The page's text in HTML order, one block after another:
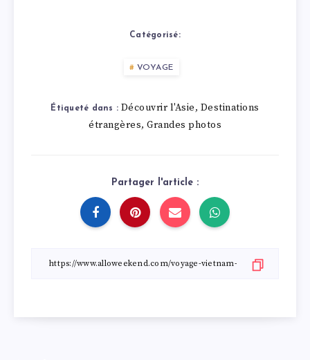
Catégorisé:
VOYAGE
Étiqueté dans : Découvrir l'Asie, Destinations
étrangères, Grandes photos
Partager l'article :